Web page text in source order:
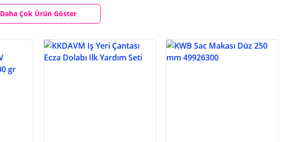
Daha Çok Ürün Göster